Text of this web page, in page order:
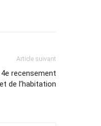
Article suivant
recensement
de l’habitation